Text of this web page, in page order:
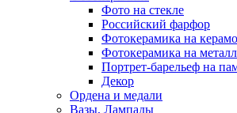
Фото на стекле
Российский фарфор
Фотокерамика на
Фотокерамика на
Портрет-барельеф на
Декор
Ордена и медали
Вазы, Лампады